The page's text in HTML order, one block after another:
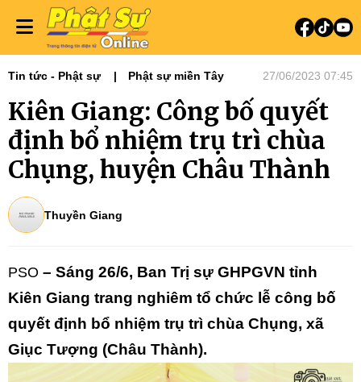
Tin tức - Phật sự Phật sự miền Tây 27/06/2023 07:45
Kiên Giang: Công bố quyết
định bổ nhiệm trụ trì chùa
Chụng, huyện Châu Thành
Thuyền Giang
PSO – Sáng 26/6, Ban Trị sự GHPGVN tỉnh
Kiên Giang trang nghiêm tổ chức lễ công bố
quyết định bổ nhiệm trụ trì chùa Chụng, xã
Giục Tượng (Châu Thành).